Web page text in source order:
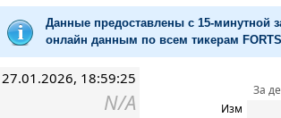
Данные предоставлены с 15-минутной
онлайн данным по всем тикерам
27.01.2026, 18:59:25
N/A
За
Изм